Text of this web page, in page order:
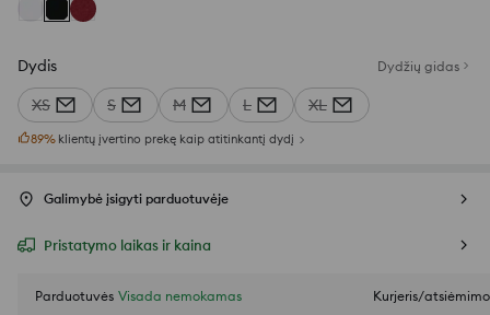
Dydis Dydžių gidas
XS S M L XL
89% klientų įvertino prekę kaip atitinkantį dydį
Galimybė įsigyti parduotuvėje
Pristatymo laikas ir kaina
Parduotuvės Visada nemokamas
Kurjeris/